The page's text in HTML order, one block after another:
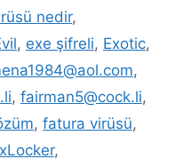
nedir,
, exe şifreli, Exotic,
,
, fairman5@cock.li,
, fatura virüsü,
,